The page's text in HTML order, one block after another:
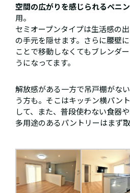
空間の広がりを感じられるペニ
用。
セミオープンタイプは生活感の
の手元を隠せます。さらに腰壁
ことで移動しなくてもブレンダ
うになってます。
解放感がある一方で吊戸棚がな
う方も。そこはキッチン横パン
して、また、普段使わない食器
多用途のあるパントリーはまず